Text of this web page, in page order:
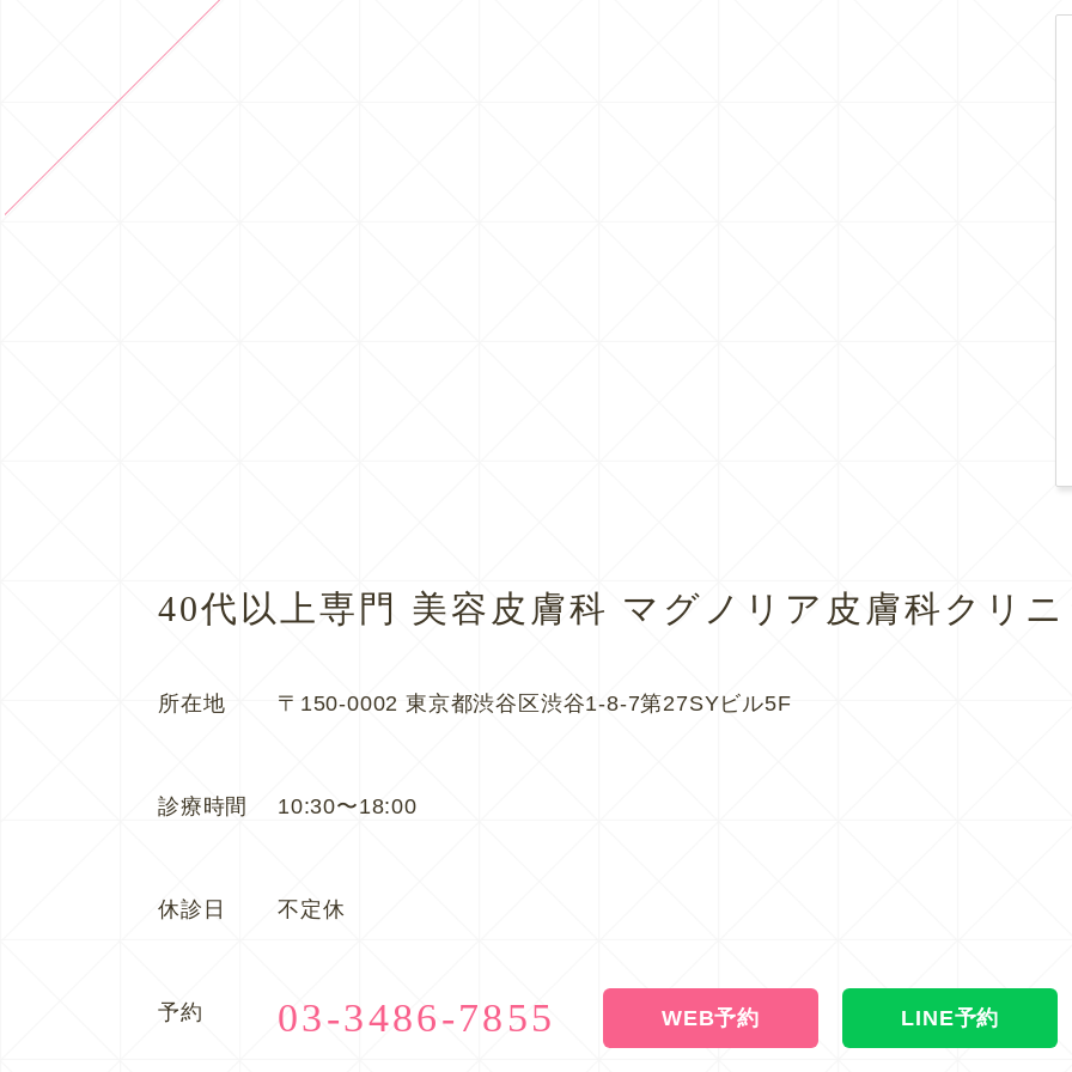
40代以上専門 美容皮膚科 マグノリア皮膚科クリ
所在地 〒150-0002 東京都渋谷区渋谷1-8-7第27SYビル5F
診療時間 10:30〜18:00
休診日 不定休
予約 03-3486-7855 WEB予約 LINE予約